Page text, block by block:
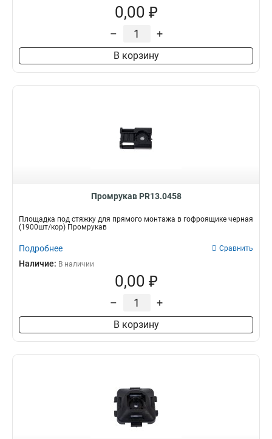
0,00 ₽
– +
В корзину
Промрукав PR13.0458
Площадка под стяжку для прямого монтажа в гофроящике черная
(1900шт/кор) Промрукав
Подробнее Сравнить
Наличие: В наличии
0,00 ₽
– +
В корзину